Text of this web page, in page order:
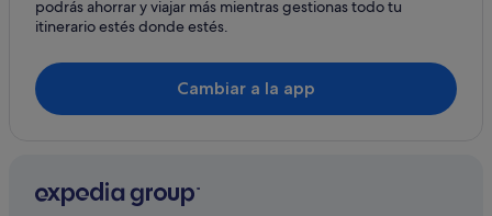
podrás ahorrar y viajar más mientras gestionas todo tu
itinerario estés donde estés.
Cambiar a la app